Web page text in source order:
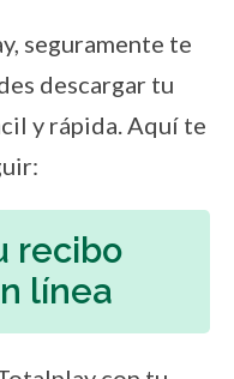
seguramente te
descargar tu
y rápida. Aquí te
recibo
línea